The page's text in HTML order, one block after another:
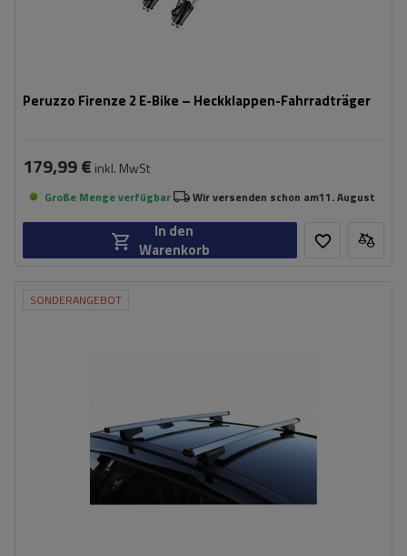
Peruzzo Firenze 2 E-Bike – Heckklappen-Fahrradträger
179,99 € inkl. MwSt
Große Menge verfügbar Wir versenden schon am11. August
In den
Warenkorb
SONDERANGEBOT